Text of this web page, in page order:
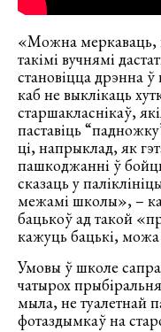
«Можна меркаваць,
такімі вучнямі
становіцца дрэнна
каб не выклікаць
старшакласнікаў,
паставіць
ці, напрыклад, як
пашкоджанні ў
сказаць у
межамі школы», ­–
бацькоў ад такой
кажуць бацькі,
Умовы ў школе
чатырох
мыла, не туалетнай
фотаздымкаў на